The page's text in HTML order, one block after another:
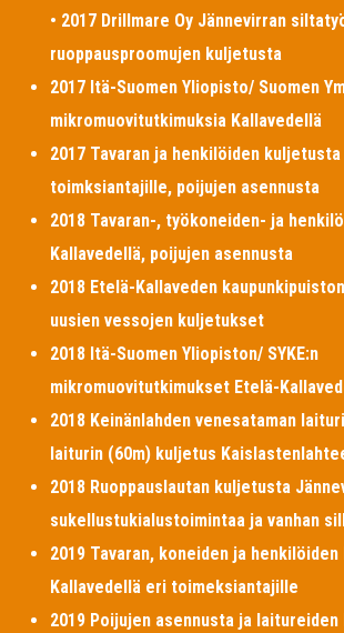
• 2017 Drillmare Oy Jännevirran
ruoppausproomujen kuljetusta
2017 Itä-Suomen Yliopisto/ Suomen
mikromuovitutkimuksia Kallavedellä
2017 Tavaran ja henkilöiden
toimksiantajille, poijujen asennusta
2018 Tavaran-, työkoneiden- ja
Kallavedellä, poijujen asennusta
2018 Etelä-Kallaveden
uusien vessojen kuljetukset
2018 Itä-Suomen Yliopiston/ SYKE:n
mikromuovitutkimukset Etelä-
2018 Keinänlahden venesataman
laiturin (60m) kuljetus
2018 Ruoppauslautan kuljetusta
sukellustukialustoimintaa ja vanhan
2019 Tavaran, koneiden ja
Kallavedellä eri toimeksiantajille
2019 Poijujen asennusta ja